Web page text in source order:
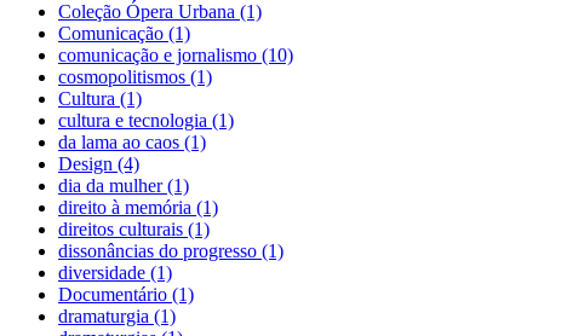
Coleção Ópera Urbana (1)
Comunicação (1)
comunicação e jornalismo (10)
cosmopolitismos (1)
Cultura (1)
cultura e tecnologia (1)
da lama ao caos (1)
Design (4)
dia da mulher (1)
direito à memória (1)
direitos culturais (1)
dissonâncias do progresso (1)
diversidade (1)
Documentário (1)
dramaturgia (1)